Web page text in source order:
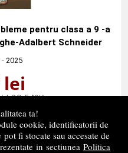
ta!
cookie, identificatorii de
fi stocate sau accesate de
in sectiunea Politica
pentru clasa a 9 -a
Adalbert Schneider
- 2025
lei
(-28,54%)